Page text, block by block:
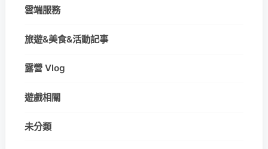
雲端服務
旅遊&美食&活動記事
露營 Vlog
遊戲相關
未分類